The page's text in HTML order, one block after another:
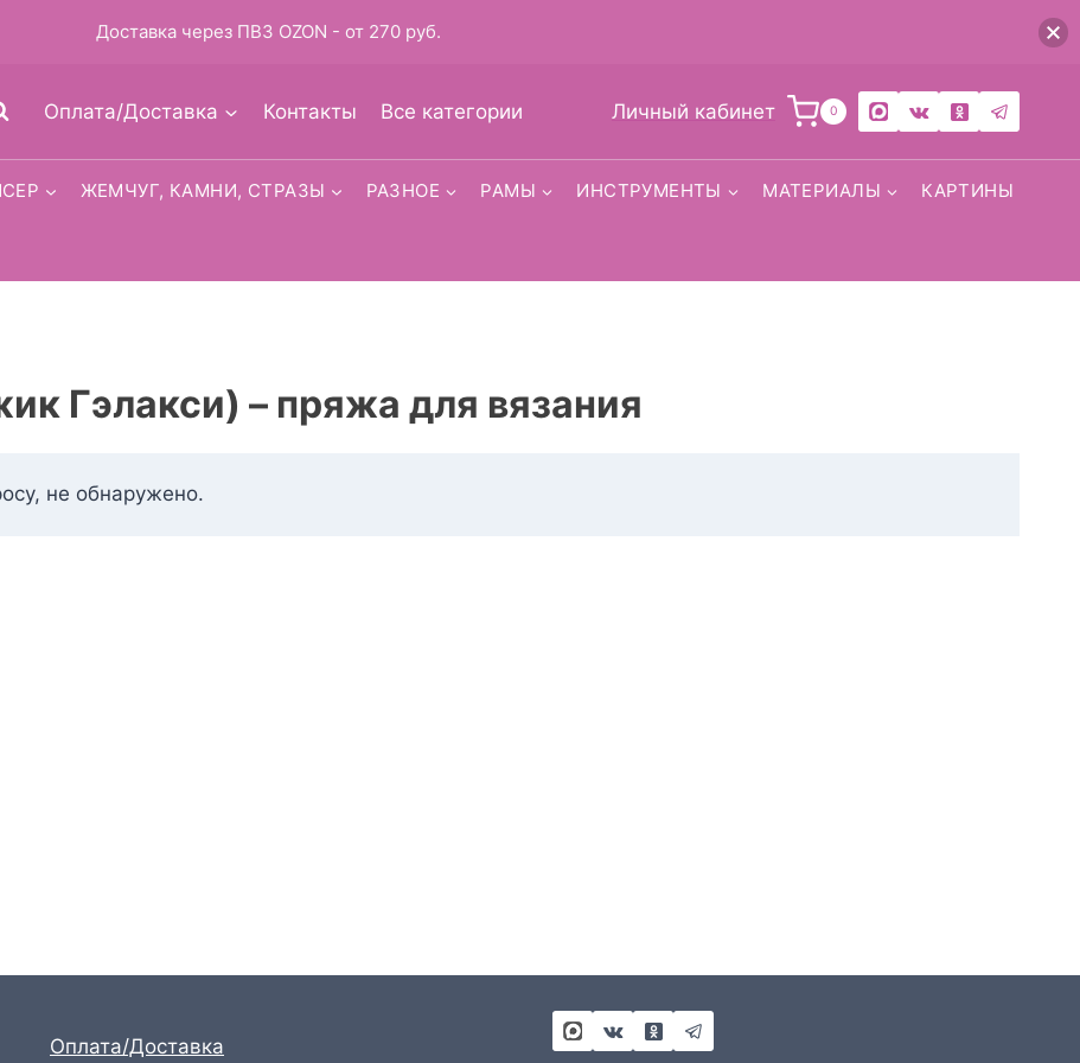
Оплата/Доставка Контакты Все категории Личный кабинет 0
ЖЕМЧУГ, КАМНИ, СТРАЗЫ РАЗНОЕ РАМЫ ИНСТРУМЕНТЫ МАТЕРИАЛЫ КАРТИНЫ
Гэлакси) – пряжа для вязания
не обнаружено.
Оплата/Доставка
Доставка через ПВЗ OZON - от 270 руб.